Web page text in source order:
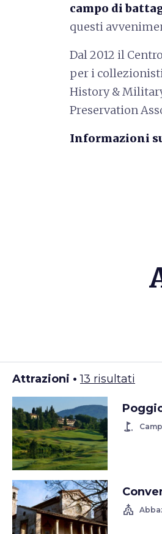
campo di
questi
Dal 2012 il
per i
History &
Preservation
Informazioni
Attrazioni •13 risultati
golf_course
church